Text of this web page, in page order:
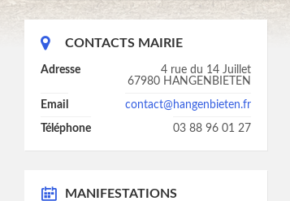
CONTACTS MAIRIE
Adresse
4 rue du 14 Juillet
67980 HANGENBIETEN
Email contact@hangenbieten.fr
Téléphone 03 88 96 01 27
MANIFESTATIONS